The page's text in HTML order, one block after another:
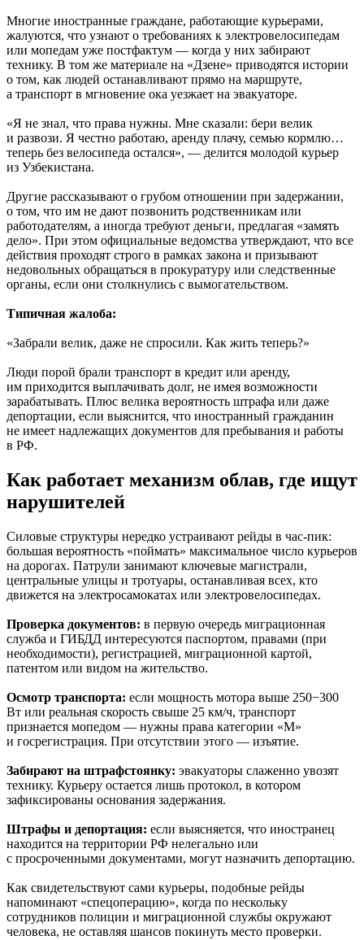
Многие иностранные граждане, работающие курьерами,
жалуются, что узнают о требованиях к электровелосипедам
или мопедам уже постфактум — когда у них забирают
технику. В том же материале на «Дзене» приводятся истории
о том, как людей останавливают прямо на маршруте,
а транспорт в мгновение ока уезжает на эвакуаторе.
«Я не знал, что права нужны. Мне сказали: бери велик
и развози. Я честно работаю, аренду плачу, семью кормлю…
теперь без велосипеда остался», — делится молодой курьер
из Узбекистана.
Другие рассказывают о грубом отношении при задержании,
о том, что им не дают позвонить родственникам или
работодателям, а иногда требуют деньги, предлагая «замять
дело». При этом официальные ведомства утверждают, что все
действия проходят строго в рамках закона и призывают
недовольных обращаться в прокуратуру или следственные
органы, если они столкнулись с вымогательством.
Типичная жалоба:
«Забрали велик, даже не спросили. Как жить теперь?»
Люди порой брали транспорт в кредит или аренду,
им приходится выплачивать долг, не имея возможности
зарабатывать. Плюс велика вероятность штрафа или даже
депортации, если выяснится, что иностранный гражданин
не имеет надлежащих документов для пребывания и работы
в РФ.
Как работает механизм облав, где ищут
нарушителей
Силовые структуры нередко устраивают рейды в час-пик:
большая вероятность «поймать» максимальное число курьеров
на дорогах. Патрули занимают ключевые магистрали,
центральные улицы и тротуары, останавливая всех, кто
движется на электросамокатах или электровелосипедах.
Проверка документов: в первую очередь миграционная
служба и ГИБДД интересуются паспортом, правами (при
необходимости), регистрацией, миграционной картой,
патентом или видом на жительство.
Осмотр транспорта: если мощность мотора выше 250−300
Вт или реальная скорость свыше 25 км/ч, транспорт
признается мопедом — нужны права категории «М»
и госрегистрация. При отсутствии этого — изъятие.
Забирают на штрафстоянку: эвакуаторы слаженно увозят
технику. Курьеру остается лишь протокол, в котором
зафиксированы основания задержания.
Штрафы и депортация: если выясняется, что иностранец
находится на территории РФ нелегально или
с просроченными документами, могут назначить депортацию.
Как свидетельствуют сами курьеры, подобные рейды
напоминают «спецоперацию», когда по нескольку
сотрудников полиции и миграционной службы окружают
человека, не оставляя шансов покинуть место проверки.